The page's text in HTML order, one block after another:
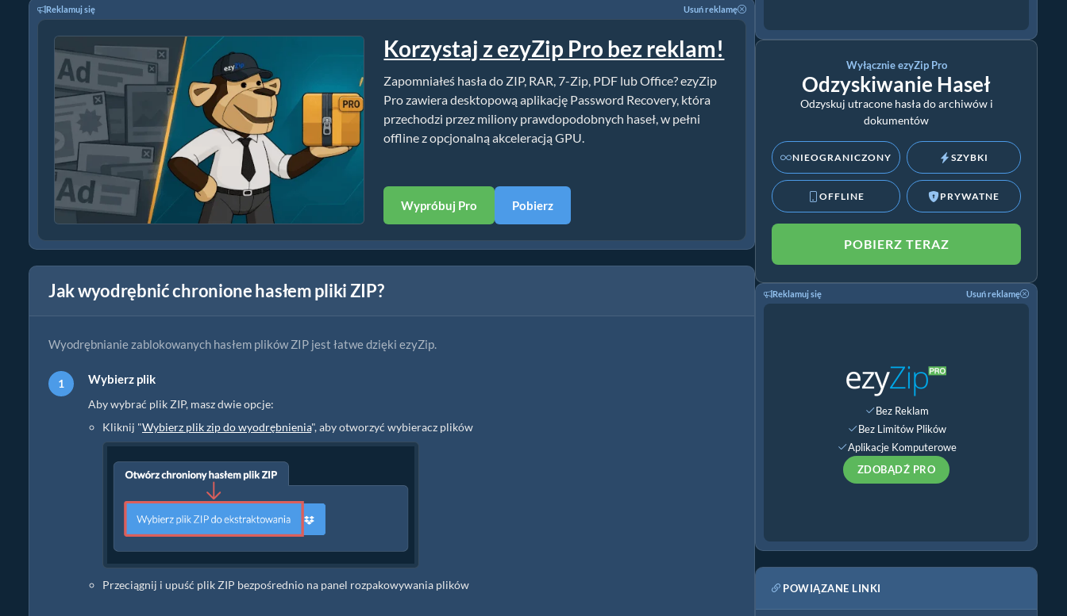
Reklamuj się Usuń reklamę
Korzystaj z ezyZip Pro bez reklam!
Zapomniałeś hasła do ZIP, RAR, 7-Zip, PDF lub Office? ezyZip
Pro zawiera desktopową aplikację Password Recovery, która
przechodzi przez miliony prawdopodobnych haseł, w pełni
offline z opcjonalną akceleracją GPU.
Wypróbuj Pro Pobierz
Jak wyodrębnić chronione hasłem pliki ZIP?
Wyodrębnianie zablokowanych hasłem plików ZIP jest łatwe dzięki ezyZip.
Wybierz plik
Aby wybrać plik ZIP, masz dwie opcje:
Kliknij "Wybierz plik zip do wyodrębnienia", aby otworzyć wybieracz plików
Przeciągnij i upuść plik ZIP bezpośrednio na panel rozpakowywania plików
Wyłącznie ezyZip Pro
Odzyskiwanie Haseł
Odzyskuj utracone hasła do archiwów i
dokumentów
NIEOGRANICZONY SZYBKI
OFFLINE PRYWATNE
POBIERZ TERAZ
Reklamuj się Usuń reklamę
Bez Reklam
Bez Limitów Plików
Aplikacje Komputerowe
ZDOBĄDŹ PRO
POWIĄZANE LINKI